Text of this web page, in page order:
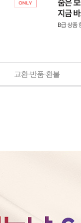
교환·반품·환불